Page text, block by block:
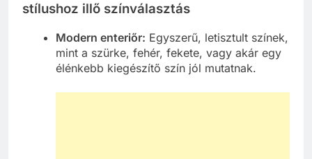
stílushoz illő színválasztás
Modern enteriőr: Egyszerű, letisztult színek,
mint a szürke, fehér, fekete, vagy akár egy
élénkebb kiegészítő szín jól mutatnak.